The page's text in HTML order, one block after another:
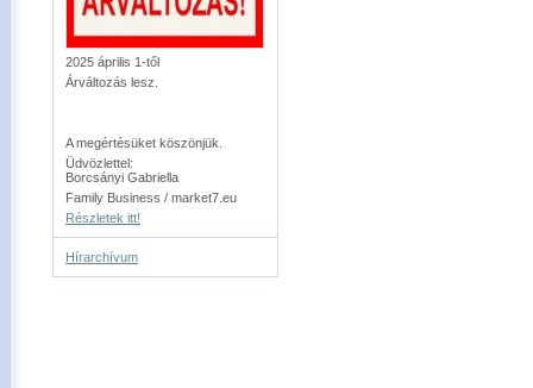
2025 április 1-től
Árváltozás lesz.
A megértésüket köszönjük.
Üdvözlettel:
Borcsányi Gabriella
Family Business / market7.eu
Részletek itt!
Hírarchívum